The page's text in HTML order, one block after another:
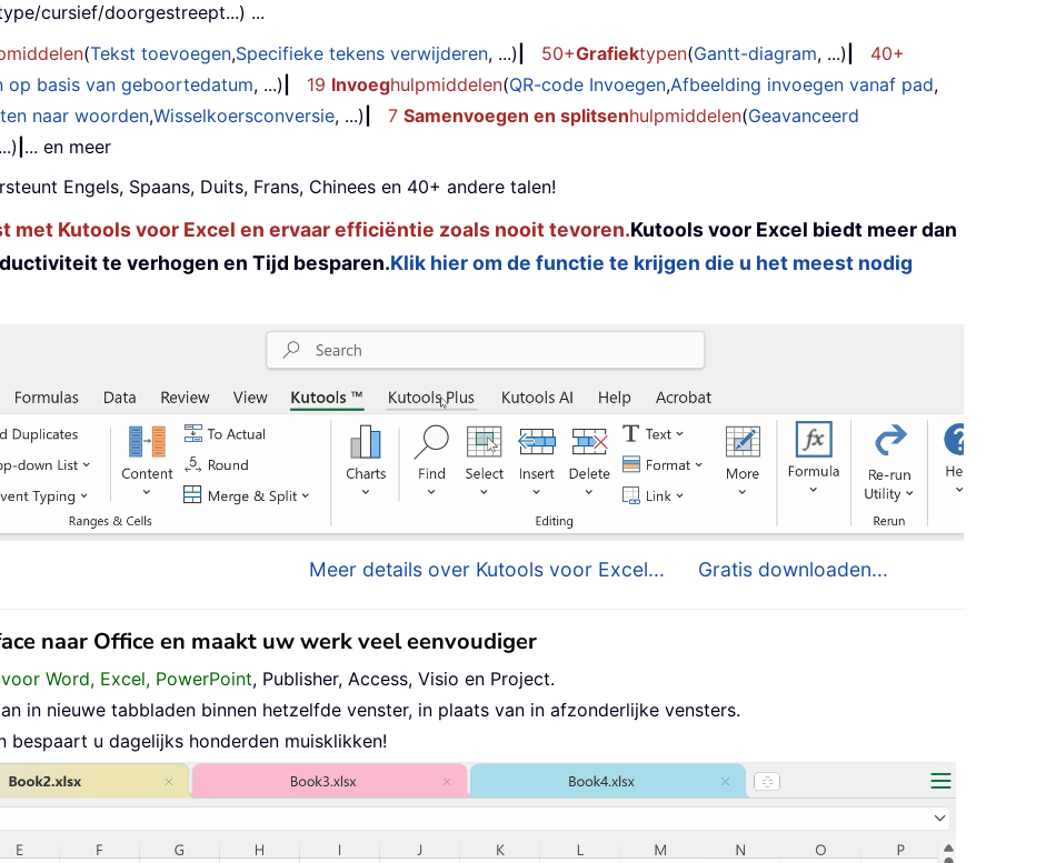
cursief/doorgestreept...) ...
(Tekst toevoegen,Specifieke tekens verwijderen, ...) 50+Grafiektypen(Gantt-diagram, ...)
40+
op basis van geboortedatum, ...) 19 Invoeghulpmiddelen(QR-code Invoegen,Afbeelding invoegen vanaf pad,
naar woorden,Wisselkoersconversie, ...) 7 Samenvoegen en splitsenhulpmiddelen(Geavanceerd
... en meer
Engels, Spaans, Duits, Frans, Chinees en 40+ andere talen!
met Kutools voor Excel en ervaar efficiëntie zoals nooit tevoren.Kutools voor Excel biedt meer dan
te verhogen en Tijd besparen.Klik hier om de functie te krijgen die u het meest nodig
Meer details over Kutools voor Excel... Gratis downloaden...
naar Office en maakt uw werk veel eenvoudiger
Word, Excel, PowerPoint, Publisher, Access, Visio en Project.
in nieuwe tabbladen binnen hetzelfde venster, in plaats van in afzonderlijke vensters.
u dagelijks honderden muisklikken!